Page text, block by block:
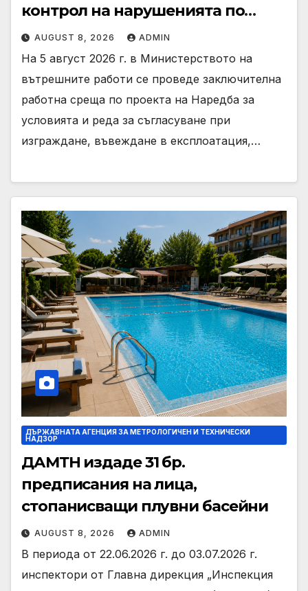
контрол на нарушенията по
Закона за движението по
пътищата
AUGUST 8, 2026 ADMIN
На 5 август 2026 г. в Министерството на
вътрешните работи се проведе заключителна
работна среща по проекта на Наредба за
условията и реда за съгласуване при
изграждане, въвеждане в експлоатация,…
ДЪРЖАВНАТА АГЕНЦИЯ ЗА МЕТРОЛОГИЧЕН И ТЕХНИЧЕСКИ
НАДЗОР
ДАМТН издаде 31 бр.
предписания на лица,
стопанисващи плувни басейни
AUGUST 8, 2026 ADMIN
В периода от 22.06.2026 г. до 03.07.2026 г.
инспектори от Главна дирекция „Инспекция